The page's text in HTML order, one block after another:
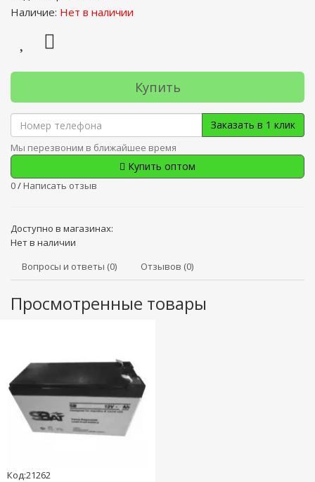
Наличие: Нет в наличии
Купить
Заказать в 1 клик
Мы перезвоним в ближайшее время
Купить оптом
0/ Написать отзыв
Доступно в магазинах:
Нет в наличии
Вопросы и ответы (0)
Отзывов (0)
Просмотренные товары
Код:21262